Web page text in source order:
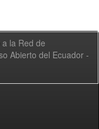
la Red de
Abierto del Ecuador -